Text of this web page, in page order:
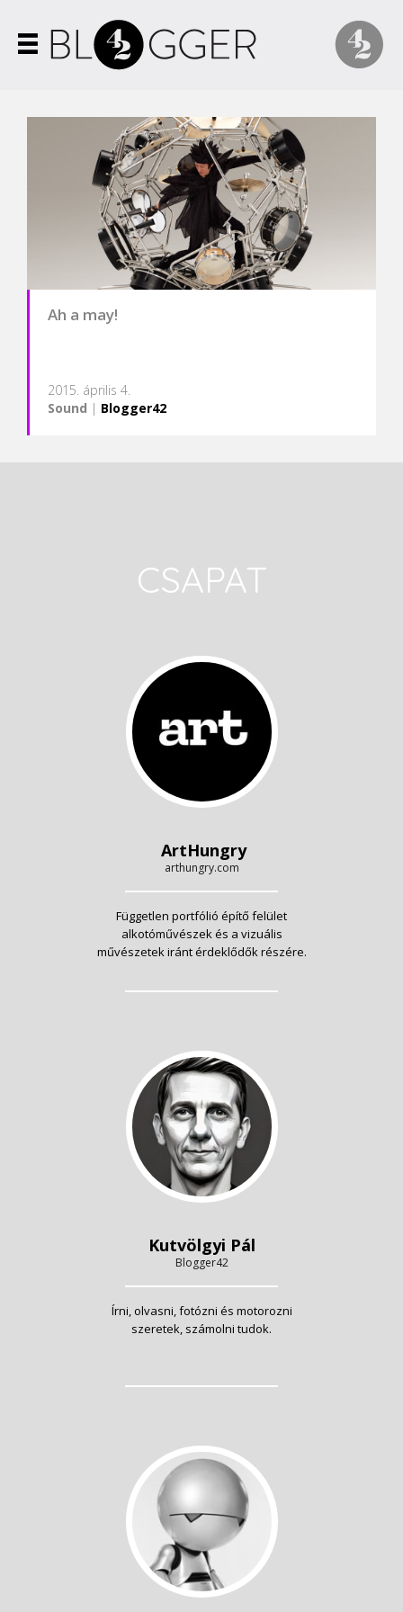
Ah a may!
2015. április 4.
Sound | Blogger42
CSAPAT
ArtHungry
arthungry.com
Független portfólió építő felület
alkotóművészek és a vizuális
művészetek iránt érdeklődők részére.
Kutvölgyi Pál
Blogger42
Írni, olvasni, fotózni és motorozni
szeretek, számolni tudok.